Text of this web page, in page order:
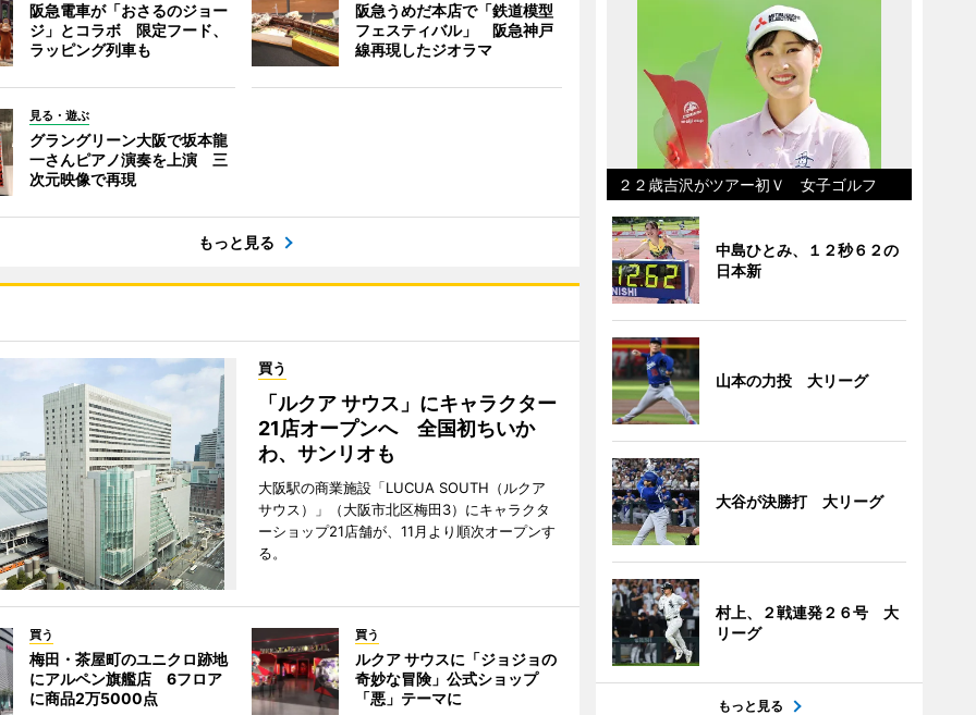
阪急電車が「おさるのジョー
ジ」とコラボ 限定フード、
ラッピング列車も
阪急うめだ本店で「鉄道模型
フェスティバル」 阪急神戸
線再現したジオラマ
見る・遊ぶ
グラングリーン大阪で坂本龍
一さんピアノ演奏を上演 三
次元映像で再現
もっと見る
買う
「ルクア サウス」にキャラクター
21店オープンへ 全国初ちいか
わ、サンリオも
大阪駅の商業施設「LUCUA SOUTH（ルクア
サウス）」（大阪市北区梅田3）にキャラクタ
ーショップ21店舗が、11月より順次オープンす
る。
買う
梅田・茶屋町のユニクロ跡地
にアルペン旗艦店 6フロア
に商品2万5000点
買う
ルクア サウスに「ジョジョの
奇妙な冒険」公式ショップ
「悪」テーマに
２２歳吉沢がツアー初Ｖ 女子ゴルフ
中島ひとみ、１２秒６２の
日本新
山本の力投 大リーグ
大谷が決勝打 大リーグ
村上、２戦連発２６号 大
リーグ
もっと見る